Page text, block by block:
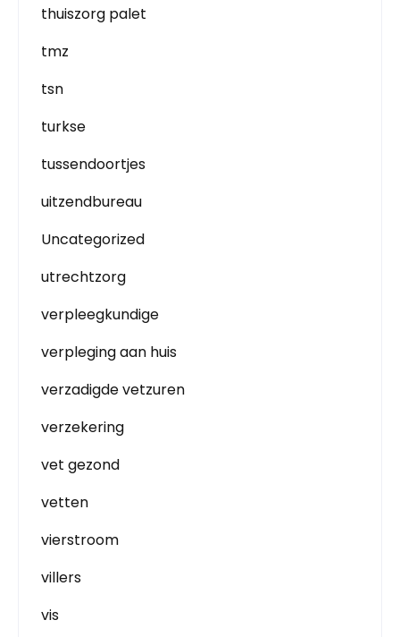
thuiszorg palet
tmz
tsn
turkse
tussendoortjes
uitzendbureau
Uncategorized
utrechtzorg
verpleegkundige
verpleging aan huis
verzadigde vetzuren
verzekering
vet gezond
vetten
vierstroom
villers
vis